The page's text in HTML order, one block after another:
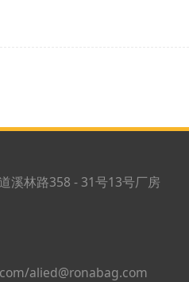
溪林路358 - 31号13号厂房
alied@ronabag.com